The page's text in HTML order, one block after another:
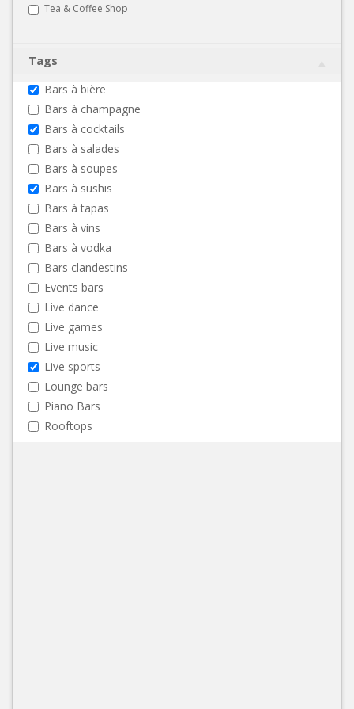
Tea & Coffee Shop
Tags
Bars à bière
Bars à champagne
Bars à cocktails
Bars à salades
Bars à soupes
Bars à sushis
Bars à tapas
Bars à vins
Bars à vodka
Bars clandestins
Events bars
Live dance
Live games
Live music
Live sports
Lounge bars
Piano Bars
Rooftops